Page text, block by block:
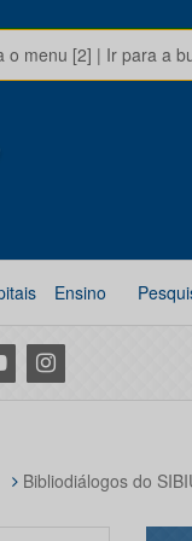
o menu [2] | Ir para a
Ensino
Instagram
Bibliodiálogos do